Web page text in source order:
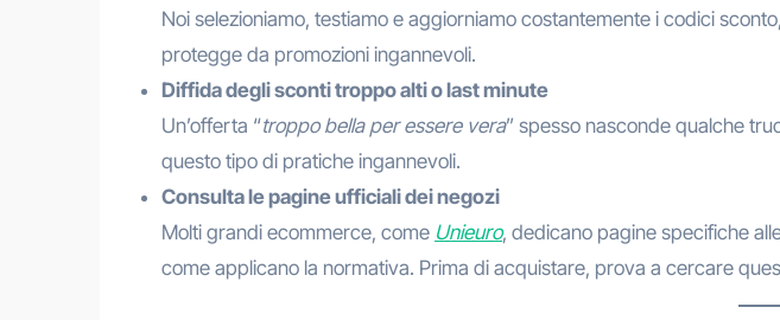
Noi selezioniamo, testiamo e aggiorniamo costantemente i codici
protegge da promozioni ingannevoli.
Diffida degli sconti troppo alti o last minute
Un’offerta “troppo bella per essere vera” spesso nasconde qualche
questo tipo di pratiche ingannevoli.
Consulta le pagine ufficiali dei negozi
Molti grandi ecommerce, come Unieuro, dedicano pagine specifiche
come applicano la normativa. Prima di acquistare, prova a cercare